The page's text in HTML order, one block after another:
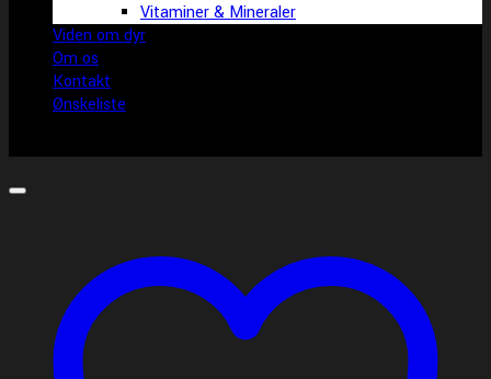
Vitaminer & Mineraler
Viden om dyr
Om os
Kontakt
Ønskeliste